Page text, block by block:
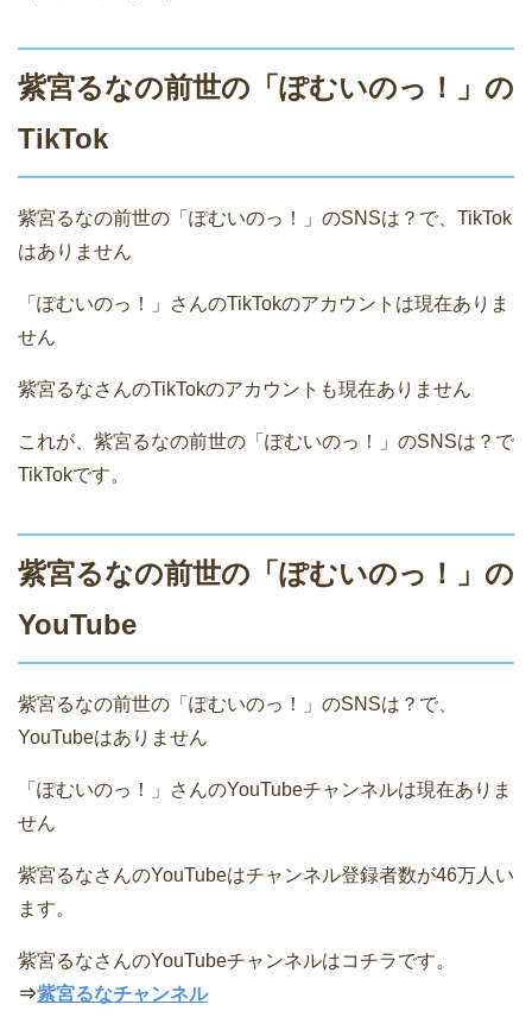
紫宮るなの前世の「ぽむいのっ！」の
TikTok
紫宮るなの前世の「ぽむいのっ！」のSNSは？で、TikTok
はありません
「ぽむいのっ！」さんのTikTokのアカウントは現在ありま
せん
紫宮るなさんのTikTokのアカウントも現在ありません
これが、紫宮るなの前世の「ぽむいのっ！」のSNSは？で
TikTokです。
紫宮るなの前世の「ぽむいのっ！」の
YouTube
紫宮るなの前世の「ぽむいのっ！」のSNSは？で、
YouTubeはありません
「ぽむいのっ！」さんのYouTubeチャンネルは現在ありま
せん
紫宮るなさんのYouTubeはチャンネル登録者数が46万人い
ます。
紫宮るなさんのYouTubeチャンネルはコチラです。
⇒紫宮るなチャンネル